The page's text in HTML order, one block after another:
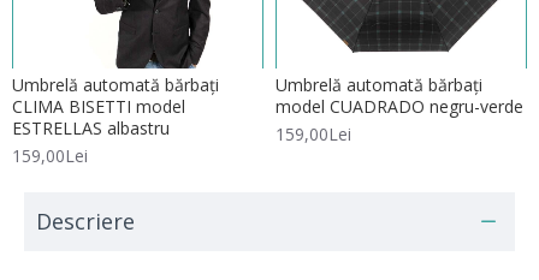
Umbrelă automată bărbați
CLIMA BISETTI model
ESTRELLAS albastru
159,00Lei
Umbrelă automată bărbați
model CUADRADO negru-verde
159,00Lei
Descriere